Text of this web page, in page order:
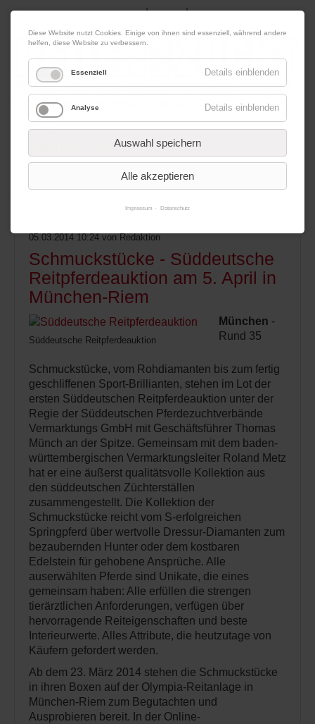
08. August 2026 Impressum|Kontakt|Datenschutz
Werbung
05.03.2014 10:24 von Redaktion
Schmuckstücke - Süddeutsche
Reitpferdeauktion am 5. April in
München-Riem
Süddeutsche Reitpferdeauktion
München -
Rund 35
Schmuckstücke, vom Rohdiamanten bis zum fertig
geschliffenen Sport-Brillianten, stehen im Lot der
ersten Süddeutschen Reitpferdeauktion unter der
Regie der Süddeutschen Pferdezuchtverbände
Vermarktungs GmbH mit Geschäftsführer Thomas
Münch an der Spitze. Gemeinsam mit dem baden-
württembergischen Vermarktungsleiter Roland Metz
hat er eine äußerst qualitätsvolle Kollektion aus
den süddeutschen Züchterställen
zusammengestellt. Die Kollektion der
Schmuckstücke reicht vom S-erfolgreichen
Springpferd über wertvolle Dressur-Diamanten zum
bezaubernden Hunter oder dem kostbaren
Edelstein für gehobene Ansprüche. Alle
auserwählten Pferde sind Unikate, die eines
gemeinsam haben: Alle erfüllen die strengen
tierärztlichen Anforderungen, verfügen über
hervorragende Reiteigenschaften und beste
Interieurwerte. Alles Attribute, die heutzutage von
Käufern gefordert werden.
Ab dem 23. März 2014 stehen die Schmuckstücke
in ihren Boxen auf der Olympia-Reitanlage in
München-Riem zum Begutachten und
Ausprobieren bereit. In der Online-
Diese Website nutzt Cookies. Einige von ihnen sind essenziell, während andere
helfen, diese Website zu verbessern.
Essenziell Details einblenden
Analyse Details einblenden
Auswahl speichern
Alle akzeptieren
Impressum Datenschutz